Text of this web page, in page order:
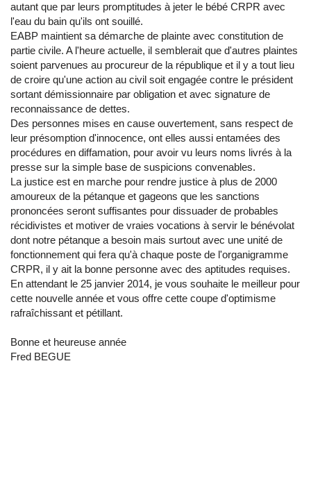
autant que par leurs promptitudes à jeter le bébé CRPR avec
l'eau du bain qu'ils ont souillé.
EABP maintient sa démarche de plainte avec constitution de
partie civile. A l'heure actuelle, il semblerait que d'autres plaintes
soient parvenues au procureur de la république et il y a tout lieu
de croire qu'une action au civil soit engagée contre le président
sortant démissionnaire par obligation et avec signature de
reconnaissance de dettes.
Des personnes mises en cause ouvertement, sans respect de
leur présomption d'innocence, ont elles aussi entamées des
procédures en diffamation, pour avoir vu leurs noms livrés à la
presse sur la simple base de suspicions convenables.
La justice est en marche pour rendre justice à plus de 2000
amoureux de la pétanque et gageons que les sanctions
prononcées seront suffisantes pour dissuader de probables
récidivistes et motiver de vraies vocations à servir le bénévolat
dont notre pétanque a besoin mais surtout avec une unité de
fonctionnement qui fera qu'à chaque poste de l'organigramme
CRPR, il y ait la bonne personne avec des aptitudes requises.
En attendant le 25 janvier 2014, je vous souhaite le meilleur pour
cette nouvelle année et vous offre cette coupe d'optimisme
rafraîchissant et pétillant.
Bonne et heureuse année
Fred BEGUE